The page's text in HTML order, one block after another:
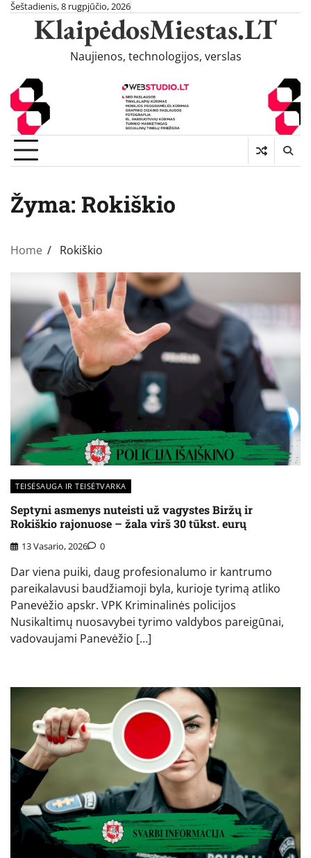
Skip
content
Šeštadienis, 8 rugpjūčio, 2026
KlaipėdosMiestas.LT
Naujienos, technologijos, verslas
Žyma: Rokiškio
Home Rokiškio
TEISĖSAUGA IR TEISĖTVARKA
Septyni asmenys nuteisti už vagystes Biržų ir
Rokiškio rajonuose – žala virš 30 tūkst. eurų
13 Vasario, 2026 0
Dar viena puiki, daug profesionalumo ir kantrumo
pareikalavusi baudžiamoji byla, kurioje tyrimą atliko
Panevėžio apskr. VPK Kriminalinės policijos
Nusikaltimų nuosavybei tyrimo valdybos pareigūnai,
vadovaujami Panevėžio […]